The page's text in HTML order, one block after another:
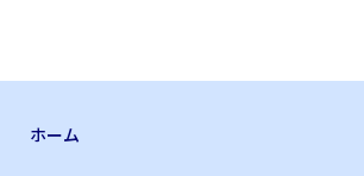
ホーム